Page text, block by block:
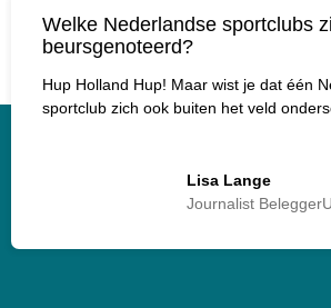
Welke Nederlandse sportclubs
beursgenoteerd?
Hup Holland Hup! Maar wist je dat één
sportclub zich ook buiten het veld
Lisa Lange
Journalist